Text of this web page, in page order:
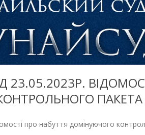
23.05.2023Р.
ПАКЕТА
про набуття домінуючого